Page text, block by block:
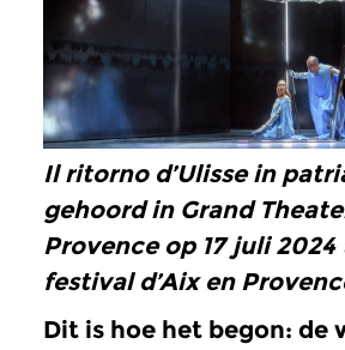
Il ritorno d’Ulisse in
gehoord in Grand
Provence op 17 juli
festival d’Aix en
Dit is hoe het begon: de